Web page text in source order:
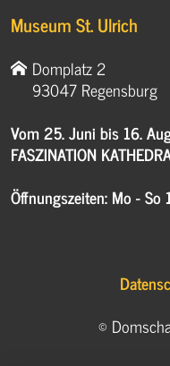
Museum St. Ulrich
Domplatz 2
93047 Regensburg
Vom 25. Juni bis 16.
FASZINATION
Öffnungszeiten: Mo -
©